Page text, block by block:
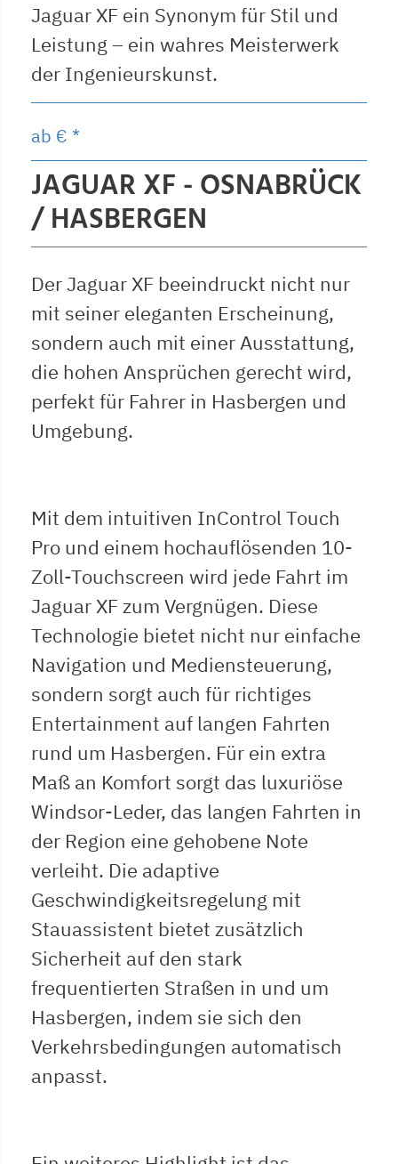
Jaguar XF ein Synonym für Stil und
Leistung – ein wahres Meisterwerk
der Ingenieurskunst.
ab € *
JAGUAR XF - OSNABRÜCK
/ HASBERGEN
Der Jaguar XF beeindruckt nicht nur
mit seiner eleganten Erscheinung,
sondern auch mit einer Ausstattung,
die hohen Ansprüchen gerecht wird,
perfekt für Fahrer in Hasbergen und
Umgebung.
Mit dem intuitiven InControl Touch
Pro und einem hochauflösenden 10-
Zoll-Touchscreen wird jede Fahrt im
Jaguar XF zum Vergnügen. Diese
Technologie bietet nicht nur einfache
Navigation und Mediensteuerung,
sondern sorgt auch für richtiges
Entertainment auf langen Fahrten
rund um Hasbergen. Für ein extra
Maß an Komfort sorgt das luxuriöse
Windsor-Leder, das langen Fahrten in
der Region eine gehobene Note
verleiht. Die adaptive
Geschwindigkeitsregelung mit
Stauassistent bietet zusätzlich
Sicherheit auf den stark
frequentierten Straßen in und um
Hasbergen, indem sie sich den
Verkehrsbedingungen automatisch
anpasst.